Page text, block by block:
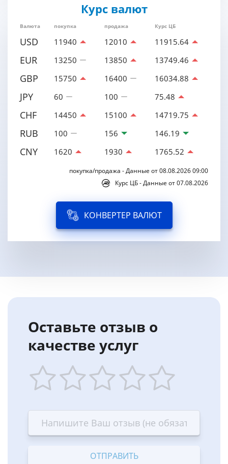
Курс валют
Валюта покупка продажа Курс ЦБ
USD 11940 12010 11915.64
EUR 13250 13850 13749.46
GBP 15750 16400 16034.88
JPY 60 100 75.48
CHF 14450 15100 14719.75
RUB 100 156 146.19
CNY 1620 1930 1765.52
покупка/продажа - Данные от 08.08.2026 09:00
Курс ЦБ - Данные от 07.08.2026
КОНВЕРТЕР ВАЛЮТ
Оставьте отзыв о
качестве услуг
star
Terrible
stars
—
Bad
stars
—
OK
stars
—
Good
stars
—
Excellent